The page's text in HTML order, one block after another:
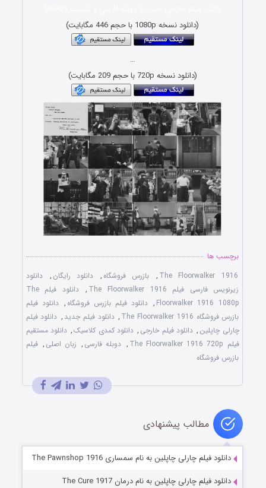
(دانلود نسخه 1080p با حجم 446 مگابایت)
…
(دانلود نسخه 720p با حجم 209 مگابایت)
برچسب ها
The Floorwalker 1916
, بازرس فروشگاه , دانلود رایگان ,
دانلود
زیرنویس فارسی فیلم The Floorwalker 1916
,
دانلود فیلم The
Floorwalker 1916 1080p
, دانلود فیلم بازرس فروشگاه , دانلود فیلم
بازرس فروشگاه The Floorwalker 1916
, دانلود فیلم جدید , دانلود فیلم
چارلی چاپلین , دانلود فیلم خارجی , دانلود کمدی کلاسیک, دانلود مستقیم
فیلم The Floorwalker 1916 720p
, دوبله فارسی , زبان اصلی , فیلم
بازرس فروشگاه
مطالب پیشنهادی
دانلود فیلم چارلی چاپلین به نام سمساری The Pawnshop 1916
دانلود فیلم چارلی چاپلین به نام درمان The Cure 1917